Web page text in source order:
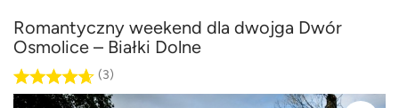
Romantyczny weekend dla dwojga Dwór
Osmolice – Białki Dolne
(3)